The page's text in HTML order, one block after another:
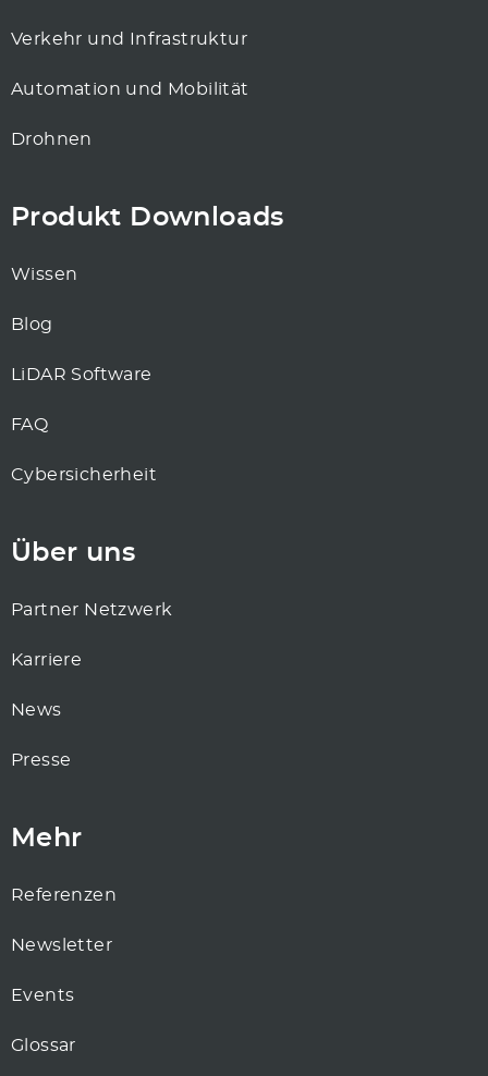
Verkehr und Infrastruktur
Automation und Mobilität
Drohnen
Produkt Downloads
Wissen
Blog
LiDAR Software
FAQ
Cybersicherheit
Über uns
Partner Netzwerk
Karriere
News
Presse
Mehr
Referenzen
Newsletter
Events
Glossar